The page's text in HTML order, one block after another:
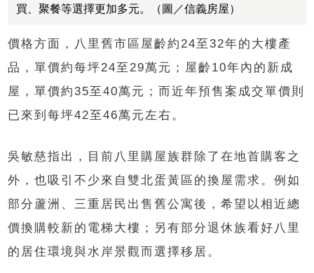
買、聚餐等選擇更加多元。（圖／信義房屋）
價格方面，八里舊市區屋齡約24至32年的大樓產
品，單價約每坪24至29萬元；屋齡10年內的新成
屋，單價約35至40萬元；而近年預售案成交單價則
已來到每坪42至46萬元左右。
吳敏慈指出，目前八里購屋族群除了在地首購客之
外，也吸引不少來自雙北蛋黃區的換屋需求。例如
部分蘆洲、三重居民出售舊公寓後，希望以相近總
價換購較新的電梯大樓；另有部分退休族看好八里
的居住環境與水岸景觀而選擇移居。